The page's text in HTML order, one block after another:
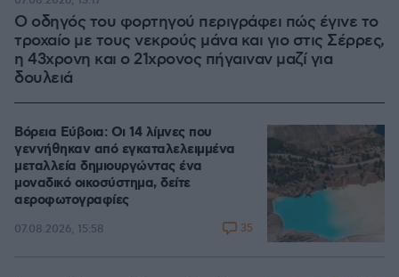
Ο οδηγός του φορτηγού περιγράφει πώς έγινε το
τροχαίο με τους νεκρούς μάνα και γιο στις Σέρρες,
η 43χρονη και ο 21χρονος πήγαιναν μαζί για
δουλειά
Βόρεια Εύβοια: Οι 14 λίμνες που
γεννήθηκαν από εγκαταλελειμμένα
μεταλλεία δημιουργώντας ένα
μοναδικό οικοσύστημα, δείτε
αεροφωτογραφίες
07.08.2026, 15:58 35